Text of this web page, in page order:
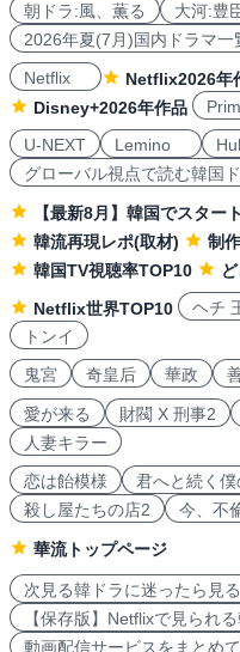
朝ドラ:風、薫る 大河:豊
2026年夏(7月)国内ドラマ一
Netflix
Netflix2026年
Disney+2026年作品
U-NEXT
Lemino
グローバル視点で読む韓国
【最新8月】韓国でスター
韓流再現レポ(取材)
制
韓国TV視聴率TOP10
Netflix世界TOP10
ヘチ
トンイ
鬼宮
奇皇后 華政
愛が来る 財閥 X 刑事2
人妻キラー
恋は飴模様
君へと続く
殺し屋たちの店2
今、不
華流トップページ
次見る韓ドラに迷ったら見
【保存版】Netflixで見られ
動画配信サービスをまとめ